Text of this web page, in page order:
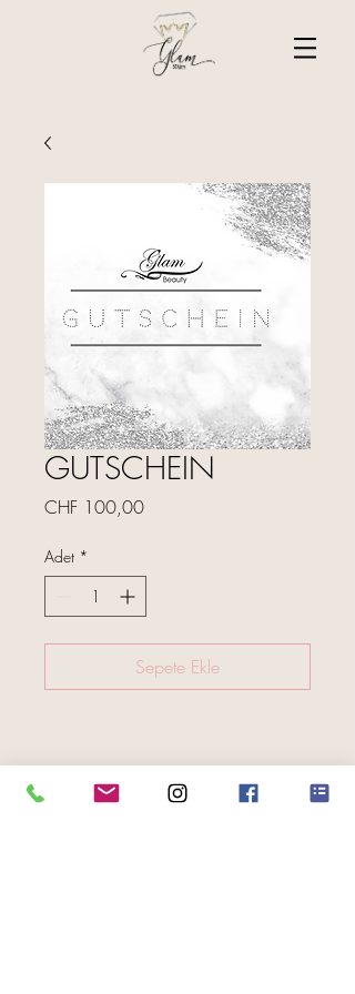
GUTSCHEIN
CHF 100,00Fiyat
Adet *
Sepete Ekle
FOLGE UNS